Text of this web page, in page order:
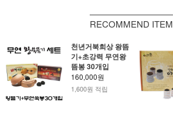
RECOMMEND ITEM
천년거북희상 왕뜸
기+초강력 무연왕
뜸봉 30개입
160,000원
1,600원 적립